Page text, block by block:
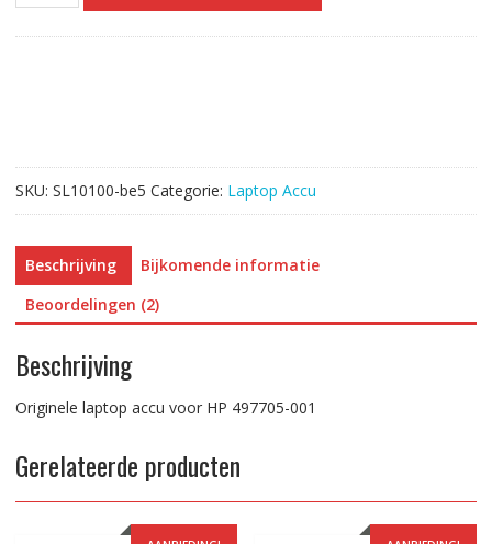
SKU: SL10100-be5 Categorie: Laptop Accu
Beschrijving
Bijkomende informatie
Beoordelingen (2)
Beschrijving
Originele laptop accu voor HP 497705-001
Gerelateerde producten